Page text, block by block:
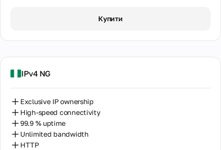
Купити
IPv4 NG
Exclusive IP ownership
High-speed connectivity
99.9 % uptime
Unlimited bandwidth
HTTP